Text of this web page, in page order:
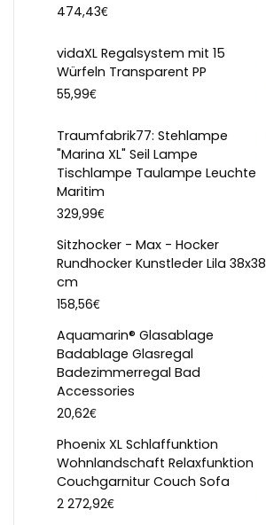
474,43€
vidaXL Regalsystem mit 15
Würfeln Transparent PP
55,99€
Traumfabrik77: Stehlampe
"Marina XL" Seil Lampe
Tischlampe Taulampe Leuchte
Maritim
329,99€
Sitzhocker - Max - Hocker
Rundhocker Kunstleder Lila 38x38
cm
158,56€
Aquamarin® Glasablage
Badablage Glasregal
Badezimmerregal Bad
Accessories
20,62€
Phoenix XL Schlaffunktion
Wohnlandschaft Relaxfunktion
Couchgarnitur Couch Sofa
2 272,92€